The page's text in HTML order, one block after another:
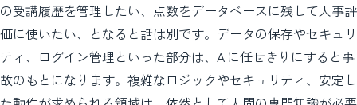
の受講履歴を管理したい、点数をデータベースに残して人事評
価に使いたい、となると話は別です。データの保存やセキュリ
ティ、ログイン管理といった部分は、AIに任せきりにすると事
故のもとになります。複雑なロジックやセキュリティ、安定し